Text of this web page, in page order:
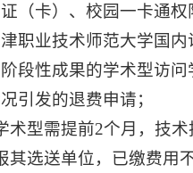
（卡）、校园一卡通权
职业技术师范大学国内
段性成果的学术型访问
引发的退费申请；
术型需提前2个月，技
选送单位，已缴费用不